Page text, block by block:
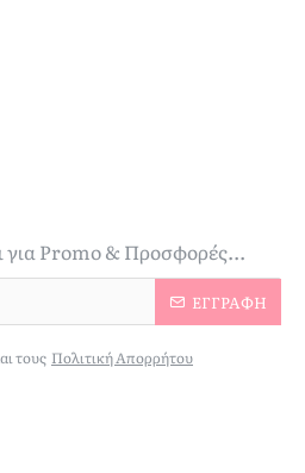
για Promo & Προσφορές...
ΕΓΓΡΑΦΉ
τους Πολιτική Απορρήτου